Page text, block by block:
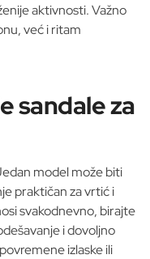
aktivnosti. Važno
već i ritam
sandale za
model može biti
praktičan za vrtić i
svakodnevno, birajte
i dovoljno
izlaske ili